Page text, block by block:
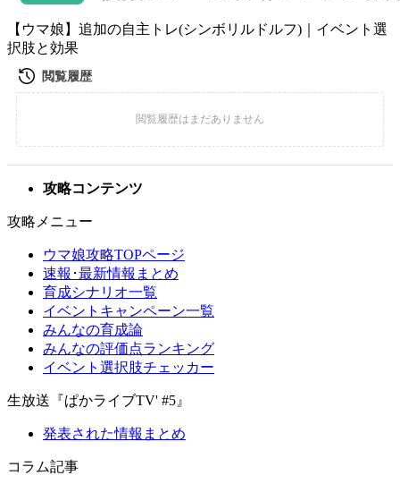
【ウマ娘】追加の自主トレ(シンボリルドルフ)｜イベント選
択肢と効果
攻略コンテンツ
攻略メニュー
ウマ娘攻略TOPページ
速報･最新情報まとめ
育成シナリオ一覧
イベントキャンペーン一覧
みんなの育成論
みんなの評価点ランキング
イベント選択肢チェッカー
生放送『ぱかライブTV' #5』
発表された情報まとめ
コラム記事